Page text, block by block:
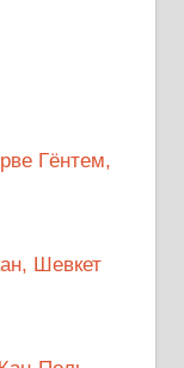
Гёнтем,
Шевкет